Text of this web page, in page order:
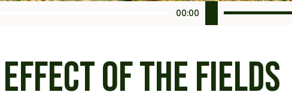
00:00
to
increase
OF THE FIELDS